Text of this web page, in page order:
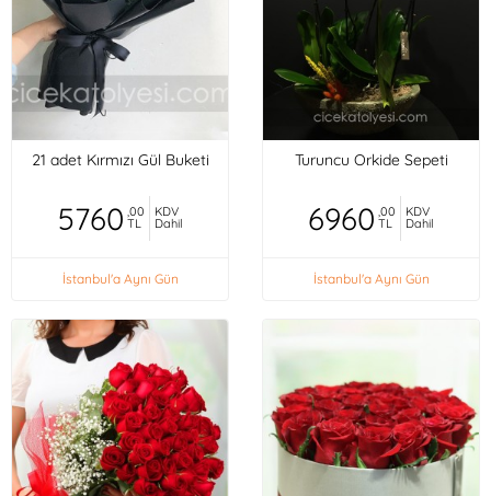
21 adet Kırmızı Gül Buketi
5760 ,00
TL
KDV
Dahil
İstanbul'a Aynı Gün
Turuncu Orkide Sepeti
6960 ,00
TL
KDV
Dahil
İstanbul'a Aynı Gün